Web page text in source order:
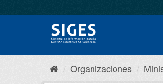
Organizaciones